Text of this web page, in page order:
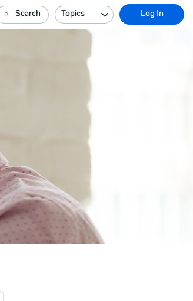
Search Topics Log In